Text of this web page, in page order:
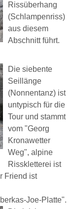
Rissüberhang
(Schlampenriss)
aus diesem
Abschnitt führt.
Die siebente
Seillänge
(Nonnentanz) ist
untypisch für die
Tour und stammt
vom "Georg
Kronawetter
Weg", alpine
Risskletterei ist
Friend ist
Joe-Platte".